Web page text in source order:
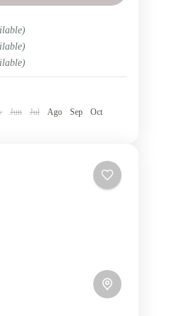
un auténtico rincón
Vive una experiencia...
,Ecuador
Jun Jul Ago Sep
Oct